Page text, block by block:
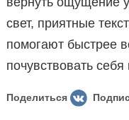
свет, приятные
помогают быстрее
почувствовать
Поделиться